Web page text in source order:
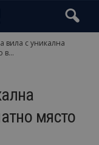
вила с уникална
в...
място